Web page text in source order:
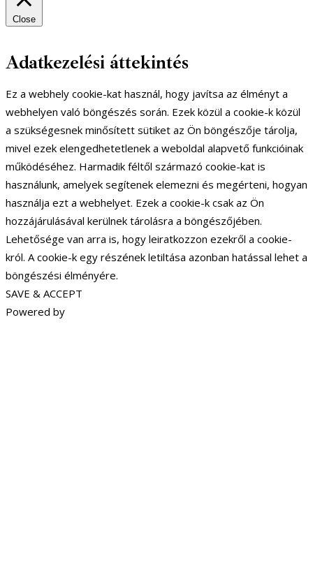
Close
Adatkezelési áttekintés
Ez a webhely cookie-kat használ, hogy javítsa az élményt a
webhelyen való böngészés során. Ezek közül a cookie-k közül
a szükségesnek minősített sütiket az Ön böngészője tárolja,
mivel ezek elengedhetetlenek a weboldal alapvető funkcióinak
működéséhez. Harmadik féltől származó cookie-kat is
használunk, amelyek segítenek elemezni és megérteni, hogyan
használja ezt a webhelyet. Ezek a cookie-k csak az Ön
hozzájárulásával kerülnek tárolásra a böngészőjében.
Lehetősége van arra is, hogy leiratkozzon ezekről a cookie-
król. A cookie-k egy részének letiltása azonban hatással lehet a
böngészési élményére.
SAVE & ACCEPT
Powered by